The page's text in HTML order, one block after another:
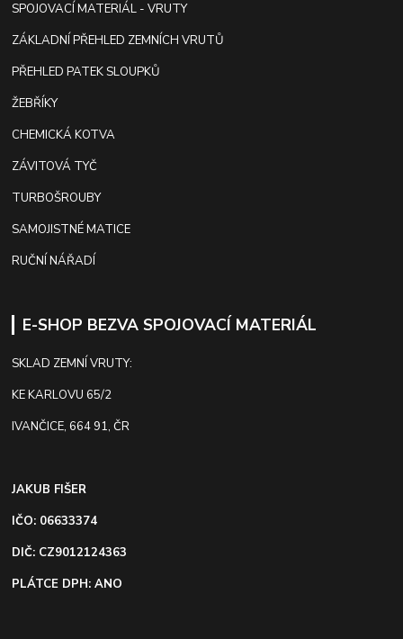
SPOJOVACÍ MATERIÁL - VRUTY
ZÁKLADNÍ PŘEHLED ZEMNÍCH VRUTŮ
PŘEHLED PATEK SLOUPKŮ
ŽEBŘÍKY
CHEMICKÁ KOTVA
ZÁVITOVÁ TYČ
TURBOŠROUBY
SAMOJISTNÉ MATICE
RUČNÍ NÁŘADÍ
E-SHOP BEZVA SPOJOVACÍ MATERIÁL
SKLAD ZEMNÍ VRUTY:
KE KARLOVU 65/2
IVANČICE, 664 91, ČR
JAKUB FIŠER
IČO: 06633374
DIČ: CZ9012124363
PLÁTCE DPH: ANO